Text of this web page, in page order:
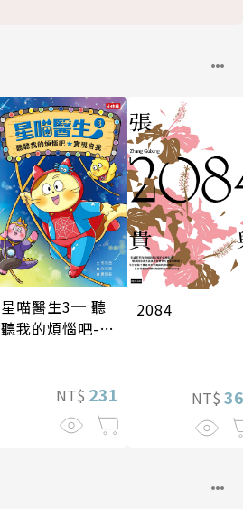
星喵醫生3─ 聽
聽我的煩惱吧-實
NT$ 231
2084
NT$